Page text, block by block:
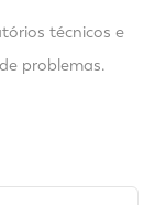
técnicos e
problemas.